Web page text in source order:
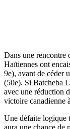
Dans une rencontre
Haïtiennes ont
9e), avant de céder
(50e). Si Batcheba
avec une réduction
victoire canadienne
Une défaite logique
aura une chance de